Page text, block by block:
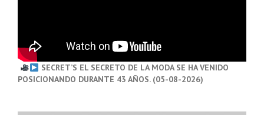
SECRET’S EL SECRETO DE LA MODA SE HA VENIDO
POSICIONANDO DURANTE 43 AÑOS. (05-08-2026)